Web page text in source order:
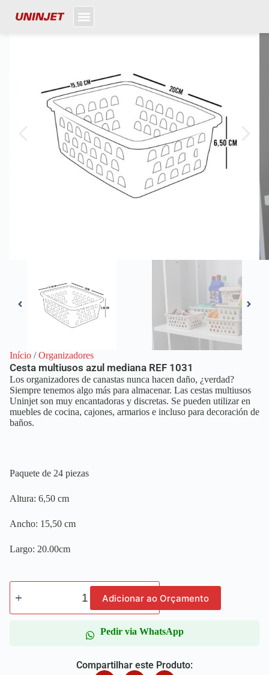
Início /Organizadores
Cesta multiusos azul mediana REF 1031
Los organizadores de canastas nunca hacen daño, ¿verdad?
Siempre tenemos algo más para almacenar. Las cestas multiusos
Uninjet son muy encantadoras y discretas. Se pueden utilizar en
muebles de cocina, cajones, armarios e incluso para decoración de
baños.
Paquete de 24 piezas
Altura: 6,50 cm
Ancho: 15,50 cm
Largo: 20.00cm
Adicionar ao Orçamento
Pedir via WhatsApp
Compartilhar este Produto: